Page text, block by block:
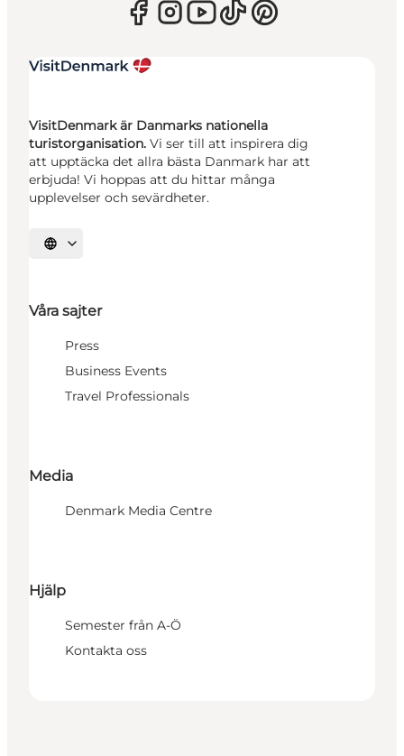
VisitDenmark är Danmarks nationella
turistorganisation. Vi ser till att inspirera dig
att upptäcka det allra bästa Danmark har att
erbjuda! Vi hoppas att du hittar många
upplevelser och sevärdheter.
Välj språk
Våra sajter
Press
Business Events
Travel Professionals
Media
Denmark Media Centre
Hjälp
Semester från A-Ö
Kontakta oss